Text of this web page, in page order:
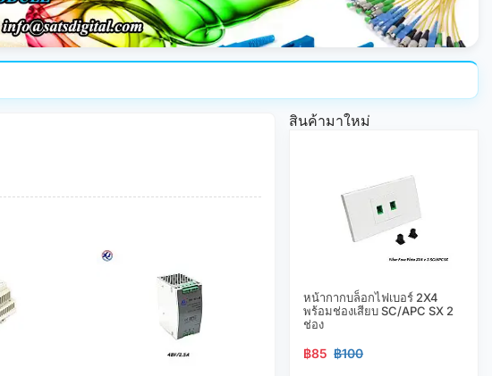
สินค้ามาใหม่
หน้ากากบล็อกไฟเบอร์ 2X4
พร้อมช่องเสียบ SC/APC SX 2
ช่อง
฿85 ฿100